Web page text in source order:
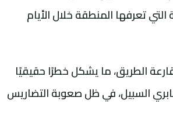
تعرفها المنطقة خلال الأيام
الطريق، ما يشكل خطرًا حقيقيًا
السبيل، في ظل صعوبة التضاريس